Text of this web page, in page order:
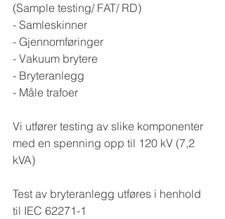
(Sample testing/ FAT/ RD)
- Samleskinner
- Gjennomføringer
- Vakuum brytere
- Bryteranlegg
- Måle trafoer
Vi utfører testing av slike komponenter
med en spenning opp til 120 kV (7,2
kVA)
Test av bryteranlegg utføres i henhold
til IEC 62271-1